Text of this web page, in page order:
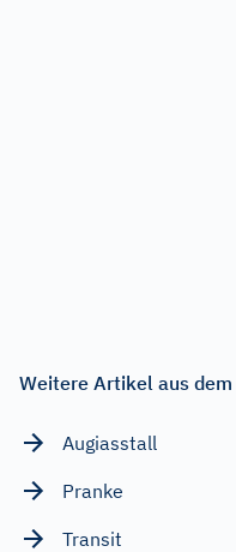
Weitere Artikel aus
Augiasstall
Pranke
Transit